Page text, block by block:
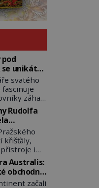
se unikátní
dostal
svatého
fascinuje
záhad
Tato
století je
byl
po
Rudolfa
křišťály,
i
Rudolf II.
co
Australis:
obchodní
začali